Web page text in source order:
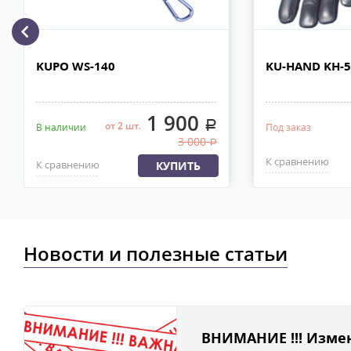
Доставка по Москве, МО и России - EMS ПОЧТА РОССИИ
в течении 2-4х рабочих дней с момента 100% предоплаты,
KUPO WS-140
В наличии от 2 шт.1 900 .
3 000.
К сравнению КУПИТЬ
KU-HAND KH-
Под заказ
К сравнению
Новости и полезные статьи
ВНИМАНИЕ !!!